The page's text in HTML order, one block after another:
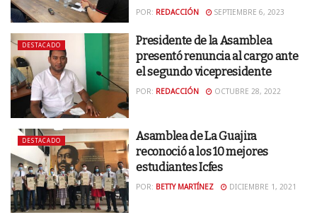
POR: REDACCIÓN SEPTIEMBRE 6, 2023
DESTACADO
Presidente de la Asamblea
presentó renuncia al cargo ante
el segundo vicepresidente
POR: REDACCIÓN OCTUBRE 28, 2022
DESTACADO
Asamblea de La Guajira
reconoció a los 10 mejores
estudiantes Icfes
POR: BETTY MARTÍNEZ DICIEMBRE 1, 2021